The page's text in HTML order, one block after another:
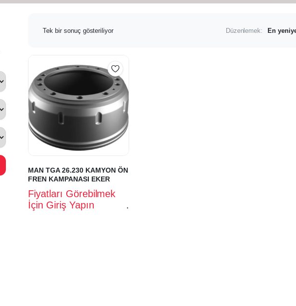
Tek bir sonuç gösteriliyor Düzenlemek:
MAN TGA 26.230 KAMYON ÖN
FREN KAMPANASI EKER
Fiyatları Görebilmek
İçin Giriş Yapın
.